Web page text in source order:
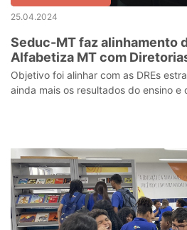
25.04.2024
Seduc-MT faz alinhamento
Alfabetiza MT com
Educação
Objetivo foi alinhar com as DREs
ainda mais os resultados do ensino e